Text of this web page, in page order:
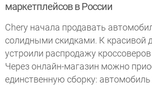
маркетплейсов в России
Chery начала продавать
солидными скидками. К красивой
устроили распродажу
Через онлайн-магазин можно
единственную сборку: автомобиль